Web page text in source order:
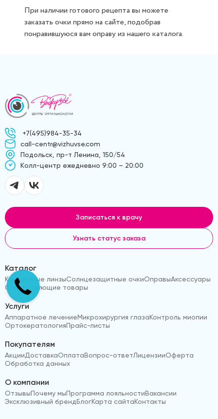
При наличии готового рецепта вы можете
заказать очки прямо на сайте, подобрав
понравившуюся вам оправу из нашего каталога.
+7(495)984-35-34
call-centr@vizhuvse.com
Подольск, пр-т Ленина, 150/54
Kолл-центр ежедневно 9:00 – 20:00
Записаться к врачу
Узнать статус заказа
Каталог
Контактные линзыСолнцезащитные очкиОправыАксессуары
Сопутствующие товары
Услуги
Аппаратное лечениеМикрохирургия глазаКонтроль миопии
ОртокератологияПрайс-листы
Покупателям
АкцииДоставкаОплатаВопрос-ответЛицензииОферта
Обработка данных
О компании
ОтзывыПочему мыПрограмма лояльностиВакансии
Эксклюзивный брендБлогКарта сайтаКонтакты